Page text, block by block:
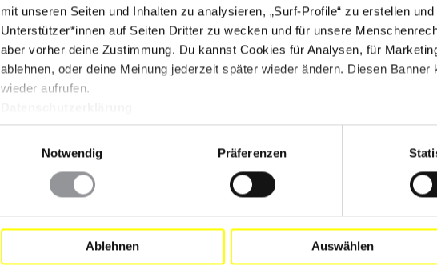
mit unseren Seiten und Inhalten zu analysieren, „Surf-Profile“ zu erstellen
Unterstützer*innen auf Seiten Dritter zu wecken und für unsere
aber vorher deine Zustimmung. Du kannst Cookies für Analysen, für
ablehnen, oder deine Meinung jederzeit später wieder ändern. Diesen
wieder aufrufen.
Notwendig
Präferenzen
Ablehnen Auswählen